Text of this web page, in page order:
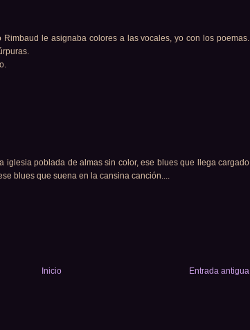
le asignaba colores a las vocales, yo con los poemas.
iglesia poblada de almas sin color, ese blues que llega cargado
blues que suena en la cansina canción....
Entrada antigua
Inicio